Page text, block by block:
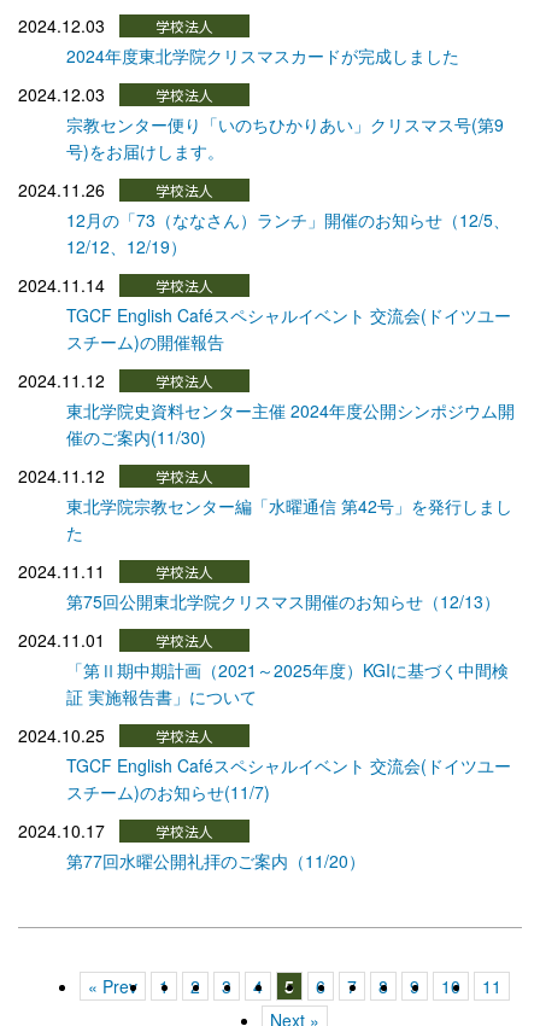
2024.12.03
2024年度東北学院クリスマスカードが完成しました
2024.12.03
宗教センター便り「いのちひかりあい」クリスマス号(第9
号)をお届けします。
2024.11.26
12月の「73（ななさん）ランチ」開催のお知らせ（12/5、
12/12、12/19）
2024.11.14
TGCF English Caféスペシャルイベント 交流会(ドイツユー
スチーム)の開催報告
2024.11.12
東北学院史資料センター主催 2024年度公開シンポジウム開
催のご案内(11/30)
2024.11.12
東北学院宗教センター編「水曜通信 第42号」を発行しまし
た
2024.11.11
第75回公開東北学院クリスマス開催のお知らせ（12/13）
2024.11.01
「第Ⅱ期中期計画（2021～2025年度）KGIに基づく中間検
証 実施報告書」について
2024.10.25
TGCF English Caféスペシャルイベント 交流会(ドイツユー
スチーム)のお知らせ(11/7)
2024.10.17
第77回水曜公開礼拝のご案内（11/20）
« Prev 1 2 3 4 5 6 7 8 9 10
11
Next »